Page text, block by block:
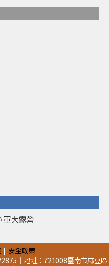
軍大露營
安全政策
｜地址：721008臺南市麻豆區